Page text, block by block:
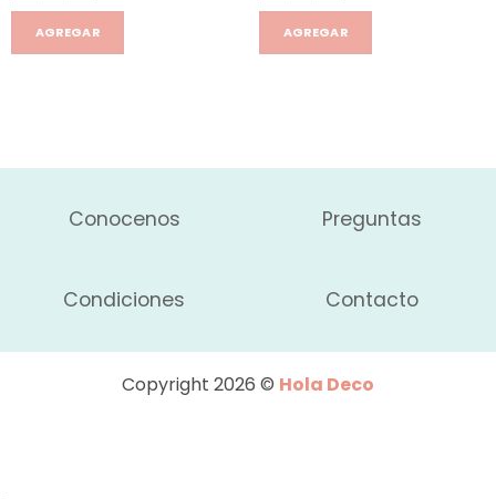
AGREGAR AGREGAR
Conocenos Preguntas
Condiciones Contacto
Copyright 2026 © Hola Deco